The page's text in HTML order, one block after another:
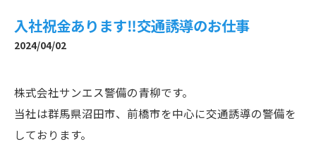
入社祝金あります‼交通誘導のお仕事
2024/04/02
株式会社サンエス警備の青柳です。
当社は群馬県沼田市、前橋市を中心に交通誘導の警備を
しております。